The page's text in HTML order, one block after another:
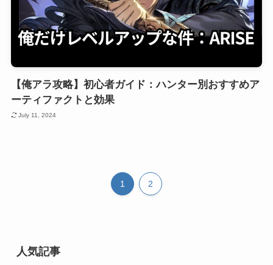
【俺アラ攻略】初心者ガイド：ハンター別おすすめア
ーティファクトと効果
July 11, 2024
1 2
人気記事